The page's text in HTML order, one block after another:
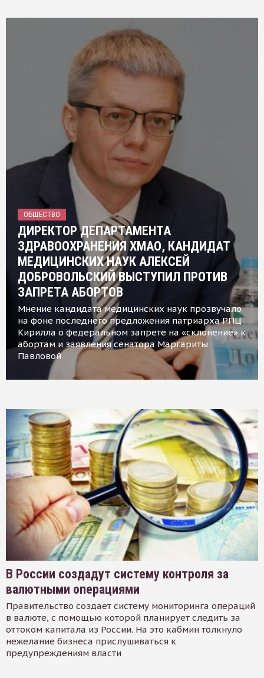
ОБЩЕСТВО
ДИРЕКТОР ДЕПАРТАМЕНТА
ЗДРАВООХРАНЕНИЯ ХМАО, КАНДИДАТ
МЕДИЦИНСКИХ НАУК АЛЕКСЕЙ
ДОБРОВОЛЬСКИЙ ВЫСТУПИЛ ПРОТИВ
ЗАПРЕТА АБОРТОВ
Мнение кандидата медицинских наук прозвучало
на фоне последнего предложения патриарха РПЦ
Кирилла о федеральном запрете на «склонение» к
абортам и заявления сенатора Маргариты
Павловой
В России создадут систему контроля за
валютными операциями
Правительство создает систему мониторинга операций
в валюте, с помощью которой планирует следить за
оттоком капитала из России. На это кабмин толкнуло
нежелание бизнеса прислушиваться к
предупреждениям власти